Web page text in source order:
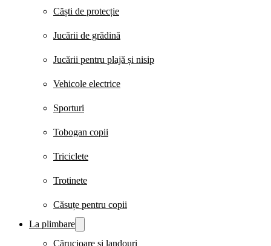
Căști de protecție
Jucării de grădină
Jucării pentru plajă și nisip
Vehicole electrice
Sporturi
Tobogan copii
Triciclete
Trotinete
Căsuțe pentru copii
La plimbare
Cărucioare și landouri